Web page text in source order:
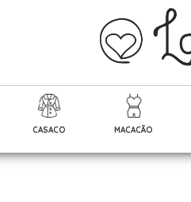
CASACO MACACÃO